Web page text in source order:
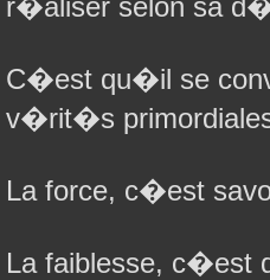
r�aliser selon sa
C�est qu�il se
v�rit�s
La force, c�est
La faiblesse, c�est